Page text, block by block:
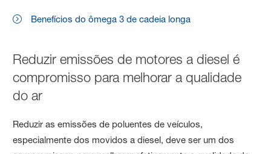
Benefícios do ômega 3 de cadeia longa
Reduzir emissões de motores a diesel é
compromisso para melhorar a qualidade
do ar
Reduzir as emissões de poluentes de veículos,
especialmente dos movidos a diesel, deve ser um dos